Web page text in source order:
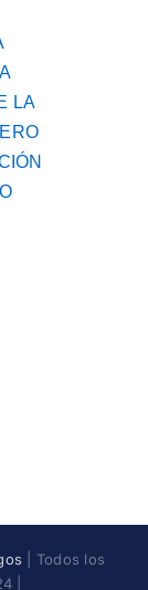
LA
| Todos los
|